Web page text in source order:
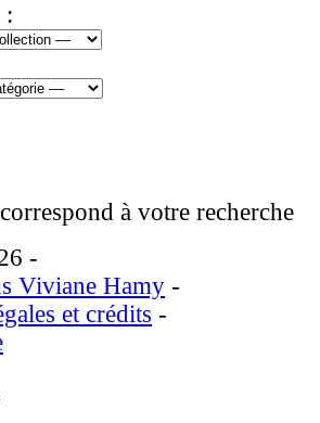
:
à votre recherche
-
Viviane Hamy -
et crédits -